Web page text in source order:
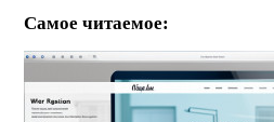
Самое читаемое: